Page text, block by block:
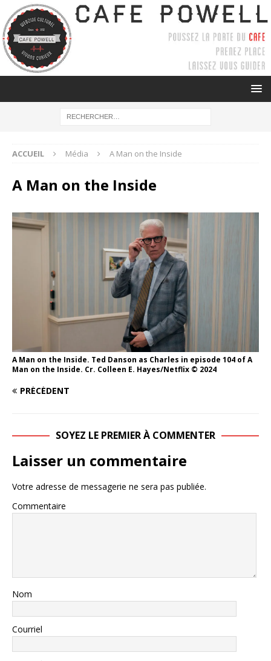
ACCUEIL Média A Man on the Inside
A Man on the Inside
A Man on the Inside. Ted Danson as Charles in episode 104 of A
Man on the Inside. Cr. Colleen E. Hayes/Netflix © 2024
PRÉCÉDENT
SOYEZ LE PREMIER À COMMENTER
Laisser un commentaire
Votre adresse de messagerie ne sera pas publiée.
Commentaire
Nom
Courriel